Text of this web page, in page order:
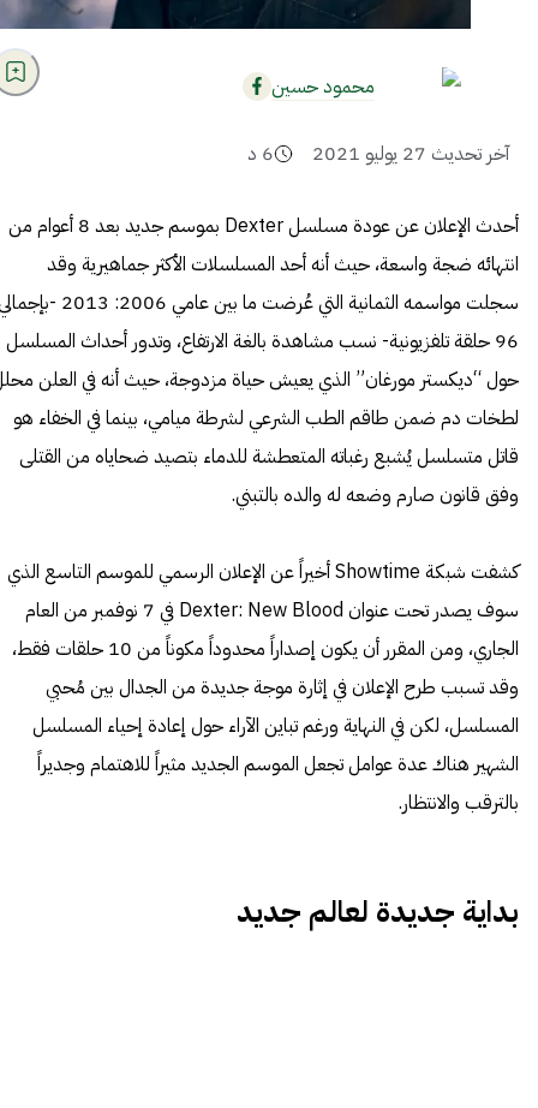
محمود حسين
آخر تحديث 27 يوليو 2021 6 د
أحدث الإعلان عن عودة مسلسل Dexter بموسم جديد بعد 8 أعوام من
انتهائه ضجة واسعة، حيث أنه أحد المسلسلات الأكثر جماهيرية وقد
سجلت مواسمه الثمانية التي عُرضت ما بين عامي 2006: 2013 -
96 حلقة تلفزيونية- نسب مشاهدة بالغة الارتفاع، وتدور أحداث المسلسل
حول “ديكستر مورغان” الذي يعيش حياة مزدوجة، حيث أنه في العلن
لطخات دم ضمن طاقم الطب الشرعي لشرطة ميامي، بينما في الخفاء هو
قاتل متسلسل يُشبع رغباته المتعطشة للدماء بتصيد ضحاياه من القتلى
وفق قانون صارم وضعه له والده بالتبني.
كشفت شبكة Showtime أخيراً عن الإعلان الرسمي للموسم التاسع الذي
سوف يصدر تحت عنوان Dexter: New Blood في 7 نوفمبر من العام
الجاري، ومن المقرر أن يكون إصداراً محدوداً مكوناً من 10 حلقات فقط،
وقد تسبب طرح الإعلان في إثارة موجة جديدة من الجدال بين مُحبي
المسلسل، لكن في النهاية ورغم تباين الآراء حول إعادة إحياء المسلسل
الشهير هناك عدة عوامل تجعل الموسم الجديد مثيراً للاهتمام وجديراً
بالترقب والانتظار.
بداية جديدة لعالم جديد